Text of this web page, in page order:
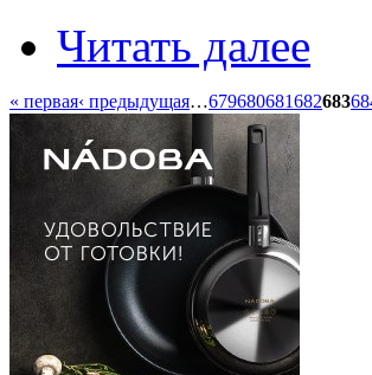
Читать далее
« первая‹ предыдущая…679680681682683